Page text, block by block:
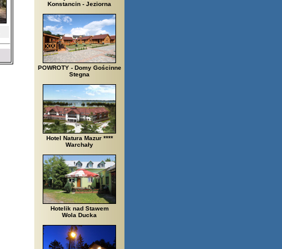
Konstancin - Jeziorna
POWROTY - Domy Gościnne
Stegna
Hotel Natura Mazur ****
Warchały
Hotelik nad Stawem
Wola Ducka